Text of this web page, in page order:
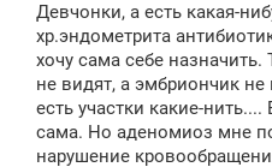
б
щ
н
и
Девчонки, а есть какая-
хр.эндометрита
хочу сама себе назначить.
не видят, а эмбриончик не
есть участки какие-
сама. Но аденомиоз мне
нарушение